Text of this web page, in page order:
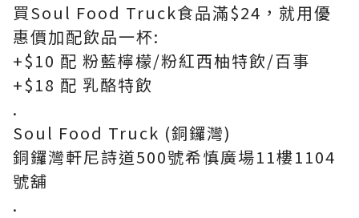
買Soul Food Truck食品滿$24，就用優
惠價加配飲品一杯:
+$10 配 粉藍檸檬/粉紅西柚特飲/百事
+$18 配 乳酪特飲
.
Soul Food Truck (銅鑼灣)
銅鑼灣軒尼詩道500號希慎廣場11樓1104
號舖
.